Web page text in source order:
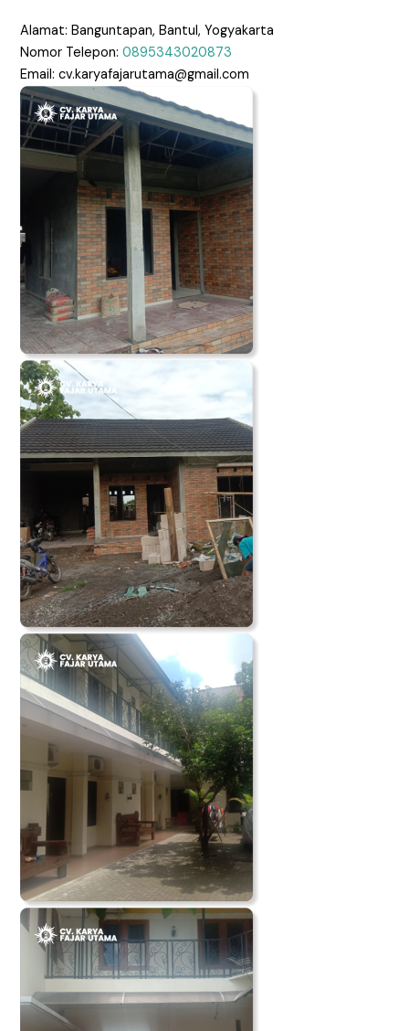
Alamat: Banguntapan, Bantul, Yogyakarta
Nomor Telepon:0895343020873
Email: cv.karyafajarutama@gmail.com